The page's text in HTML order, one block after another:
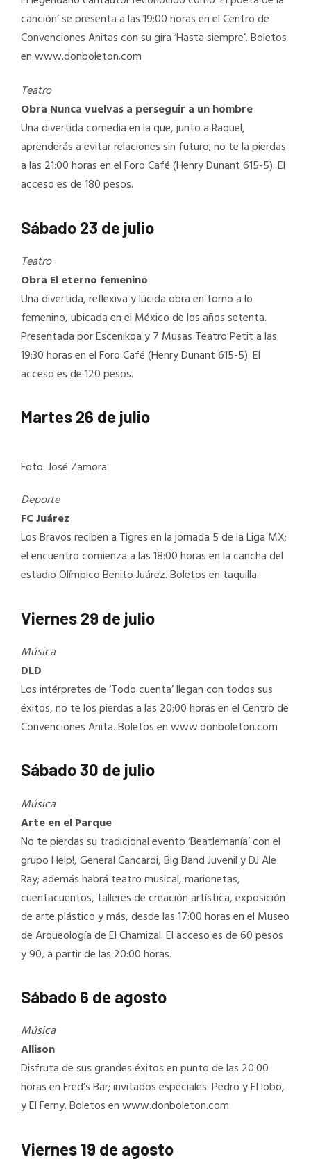
canción’ se presenta a las 19:00 horas en el Centro de
Convenciones Anitas con su gira ‘Hasta siempre’. Boletos
en www.donboleton.com
Teatro
Obra Nunca vuelvas a perseguir a un hombre
Una divertida comedia en la que, junto a Raquel,
aprenderás a evitar relaciones sin futuro; no te la pierdas
a las 21:00 horas en el Foro Café (Henry Dunant 615-5). El
acceso es de 180 pesos.
Sábado 23 de julio
Teatro
Obra El eterno femenino
Una divertida, reflexiva y lúcida obra en torno a lo
femenino, ubicada en el México de los años setenta.
Presentada por Escenikoa y 7 Musas Teatro Petit a las
19:30 horas en el Foro Café (Henry Dunant 615-5). El
acceso es de 120 pesos.
Martes 26 de julio
Foto: José Zamora
Deporte
FC Juárez
Los Bravos reciben a Tigres en la jornada 5 de la Liga MX;
el encuentro comienza a las 18:00 horas en la cancha del
estadio Olímpico Benito Juárez. Boletos en taquilla.
Viernes 29 de julio
Música
DLD
Los intérpretes de ‘Todo cuenta’ llegan con todos sus
éxitos, no te los pierdas a las 20:00 horas en el Centro de
Convenciones Anita. Boletos en www.donboleton.com
Sábado 30 de julio
Música
Arte en el Parque
No te pierdas su tradicional evento ‘Beatlemanía’ con el
grupo Help!, General Cancardi, Big Band Juvenil y DJ Ale
Ray; además habrá teatro musical, marionetas,
cuentacuentos, talleres de creación artística, exposición
de arte plástico y más, desde las 17:00 horas en el Museo
de Arqueología de El Chamizal. El acceso es de 60 pesos
y 90, a partir de las 20:00 horas.
Sábado 6 de agosto
Música
Allison
Disfruta de sus grandes éxitos en punto de las 20:00
horas en Fred’s Bar; invitados especiales: Pedro y El lobo,
y El Ferny. Boletos en www.donboleton.com
Viernes 19 de agosto